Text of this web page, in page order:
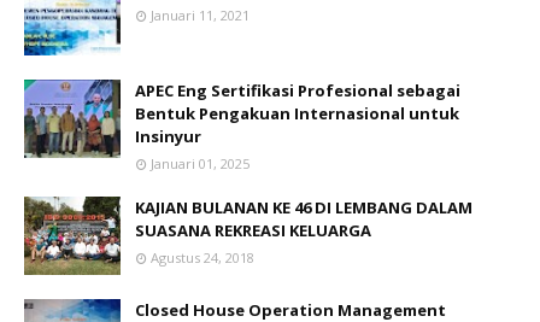
Januari 11, 2021
APEC Eng Sertifikasi Profesional sebagai
Bentuk Pengakuan Internasional untuk
Insinyur
Januari 01, 2025
KAJIAN BULANAN KE 46 DI LEMBANG DALAM
SUASANA REKREASI KELUARGA
Agustus 24, 2018
Closed House Operation Management